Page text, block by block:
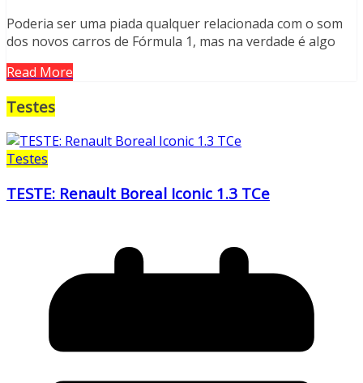
Poderia ser uma piada qualquer relacionada com o som
dos novos carros de Fórmula 1, mas na verdade é algo
Read More
Testes
Testes
TESTE: Renault Boreal Iconic 1.3 TCe